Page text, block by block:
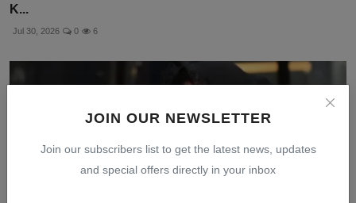
JOIN OUR NEWSLETTER
Join our subscribers list to get the latest news, updates
and special offers directly in your inbox
K...
Jul 30, 2026 0 6